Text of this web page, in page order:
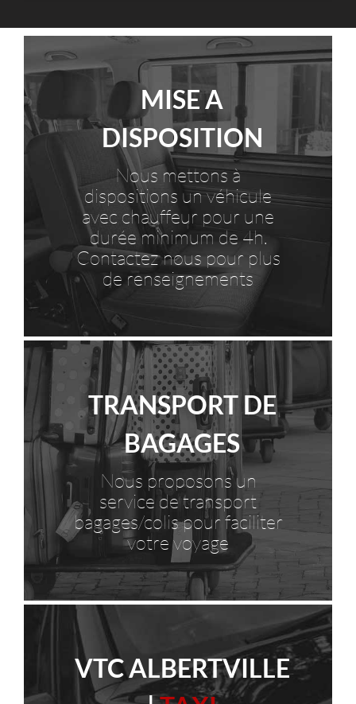
MISE A
DISPOSITION
Nous mettons à
dispositions un véhicule
avec chauffeur pour une
durée minimum de 4h.
Contactez nous pour plus
de renseignements
TRANSPORT DE
BAGAGES
Nous proposons un
service de transport
bagages/colis pour faciliter
votre voyage
VTC ALBERTVILLE